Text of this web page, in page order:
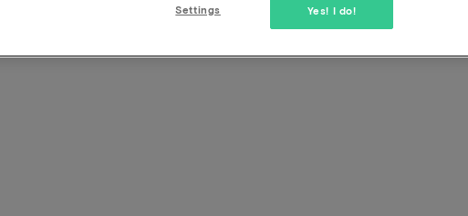
Yes! I do!
Settings